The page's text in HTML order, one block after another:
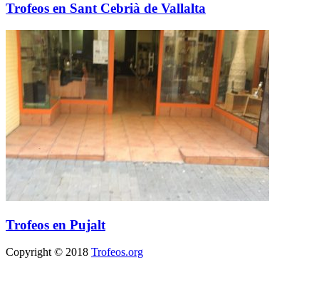
Trofeos en Sant Cebrià de Vallalta
Trofeos en Pujalt
Copyright © 2018 Trofeos.org